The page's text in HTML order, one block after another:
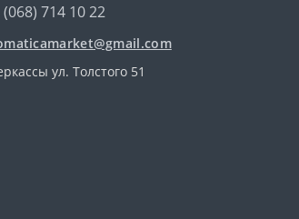
(068) 714 10 22
ул. Толстого 51